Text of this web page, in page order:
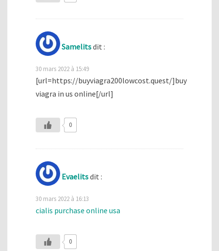
Samelitsdit :
30 mars 2022 à 15:49
[url=https://buyviagra200lowcost.quest/]buy
viagra in us online[/url]
0
Evaelitsdit :
30 mars 2022 à 16:13
cialis purchase online usa
0